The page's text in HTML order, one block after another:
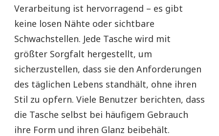
Verarbeitung ist hervorragend – es gibt
keine losen Nähte oder sichtbare
Schwachstellen. Jede Tasche wird mit
größter Sorgfalt hergestellt, um
sicherzustellen, dass sie den Anforderungen
des täglichen Lebens standhält, ohne ihren
Stil zu opfern. Viele Benutzer berichten, dass
die Tasche selbst bei häufigem Gebrauch
ihre Form und ihren Glanz beibehält.